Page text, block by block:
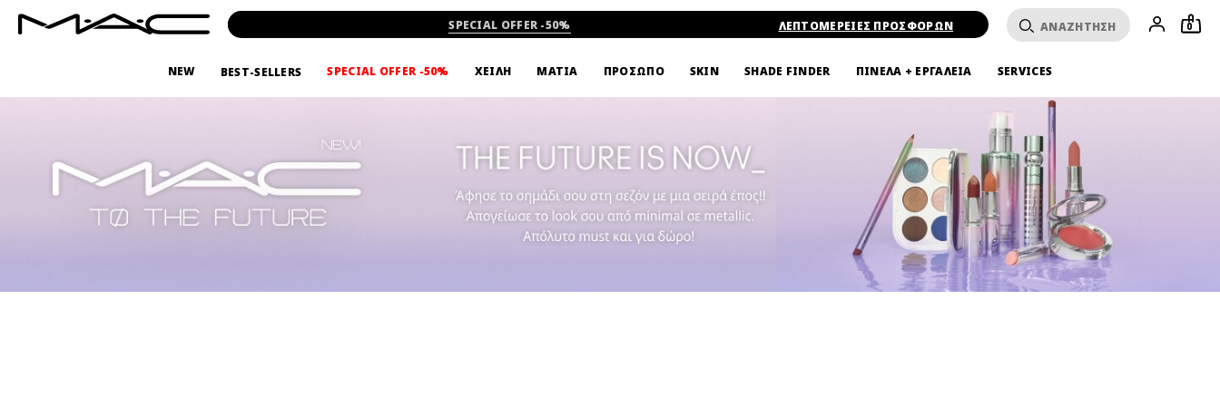
SPECIAL OFFER -50% ΛΕΠΤΟΜΕΡΕΙΕΣ ΠΡΟΣΦΟΡΩΝ 0
NEW BEST-SELLERS SPECIAL OFFER -50% ΧΕΙΛΗ ΜΑΤΙΑ ΠΡΟΣΩΠΟ SKIN SHADE FINDER ΠΙΝΕΛΑ + ΕΡΓΑΛΕΙΑ SERVICES